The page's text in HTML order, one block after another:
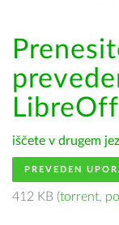
iščete v drugem
PREVEDEN
412 KB (torrent,